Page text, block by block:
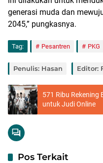
generasi muda dan
2045,” pungkasnya.
Tag: Pesantren PKG
Penulis: Hasan Editor:
571 Ribu Rekening
untuk Judi Online
Pos Terkait